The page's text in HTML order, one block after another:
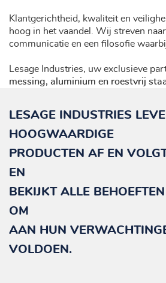
Klantgerichtheid, kwaliteit en
hoog in het vaandel. Wij streven
communicatie en een filosofie
Lesage Industries, uw exclusieve
messing, aluminium en roestvrij
LESAGE INDUSTRIES
HOOGWAARDIGE
PRODUCTEN AF EN
EN
BEKIJKT ALLE
OM
AAN HUN
VOLDOEN.